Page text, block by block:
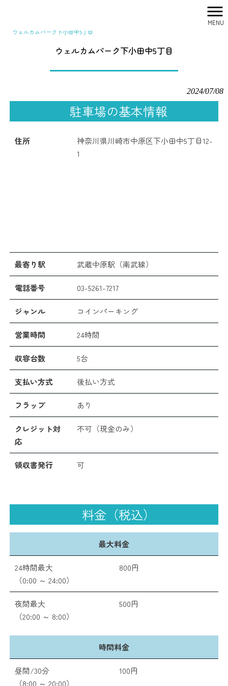
MENU
ウェルカムパーク下小田中5丁目
ウェルカムパーク下小田中5丁目
2024/07/08
駐車場の基本情報
住所
神奈川県川崎市中原区下小田中5丁目12-
1
最寄り駅 武蔵中原駅（南武線）
電話番号 03-5261-7217
ジャンル コインパーキング
営業時間 24時間
収容台数 5台
支払い方式 後払い方式
フラップ あり
クレジット対
応
不可（現金のみ）
領収書発行 可
料金（税込）
最大料金
24時間最大
（0:00 ～ 24:00）
800円
夜間最大
（20:00 ～ 8:00）
500円
時間料金
昼間/30分
（8:00 ～ 20:00）
100円